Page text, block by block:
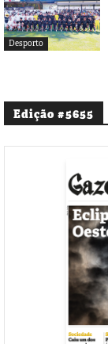
Desporto
Edição #5655